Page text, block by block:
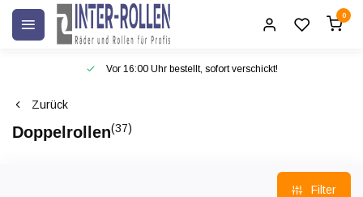
0
Vor 16:00 Uhr bestellt, sofort verschickt!
Zurück
Doppelrollen(37)
Filter